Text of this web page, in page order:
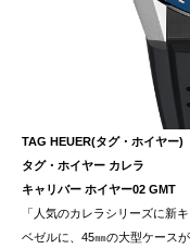
TAG HEUER(タグ・ホイヤー)
タグ・ホイヤー カレラ
キャリバー ホイヤー02 GMT
「人気のカレラシリーズに新
ベゼルに、45㎜の大型ケース